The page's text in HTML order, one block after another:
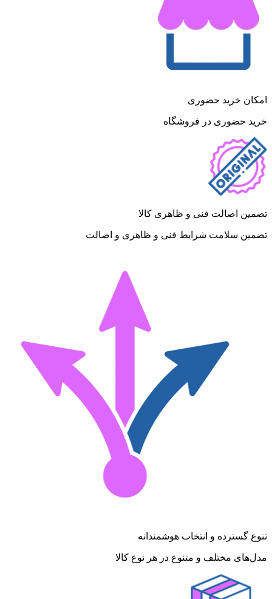
امکان خرید حضوری
خرید حضوری در فروشگاه
تضمین اصالت فنی و ظاهری کالا
تضمین سلامت شرایط فنی و ظاهری و اصالت
تنوع گسترده و انتخاب هوشمندانه
مدل‌های مختلف و متنوع در هر نوع کالا